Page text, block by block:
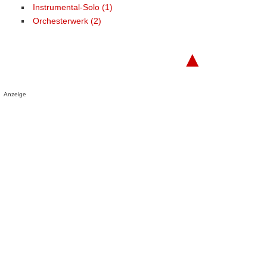
Instrumental-Solo (1)
Orchesterwerk (2)
▲
Anzeige